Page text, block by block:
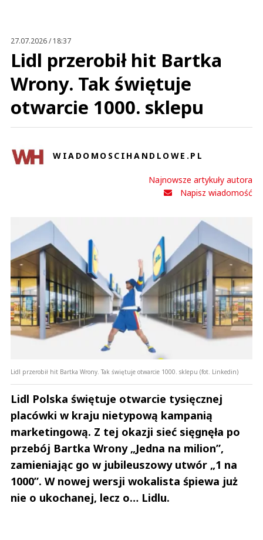
27.07.2026 / 18:37
Lidl przerobił hit Bartka
Wrony. Tak świętuje
otwarcie 1000. sklepu
WIADOMOSCIHANDLOWE.PL
Najnowsze artykuły autora
Napisz wiadomość
Lidl przerobił hit Bartka Wrony. Tak świętuje otwarcie 1000. sklepu (fot. Linkedin)
Lidl Polska świętuje otwarcie tysięcznej
placówki w kraju nietypową kampanią
marketingową. Z tej okazji sieć sięgnęła po
przebój Bartka Wrony „Jedna na milion”,
zamieniając go w jubileuszowy utwór „1 na
1000”. W nowej wersji wokalista śpiewa już
nie o ukochanej, lecz o… Lidlu.